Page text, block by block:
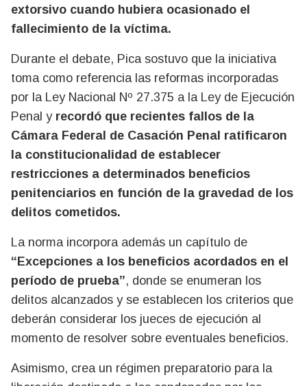
extorsivo cuando hubiera ocasionado el
fallecimiento de la víctima.
Durante el debate, Pica sostuvo que la iniciativa
toma como referencia las reformas incorporadas
por la Ley Nacional Nº 27.375 a la Ley de Ejecución
Penal y recordó que recientes fallos de la
Cámara Federal de Casación Penal ratificaron
la constitucionalidad de establecer
restricciones a determinados beneficios
penitenciarios en función de la gravedad de los
delitos cometidos.
La norma incorpora además un capítulo de
“Excepciones a los beneficios acordados en el
período de prueba”, donde se enumeran los
delitos alcanzados y se establecen los criterios que
deberán considerar los jueces de ejecución al
momento de resolver sobre eventuales beneficios.
Asimismo, crea un régimen preparatorio para la